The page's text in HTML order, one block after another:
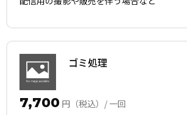
ゴミ処理
7,700 円（税込）/ 一回